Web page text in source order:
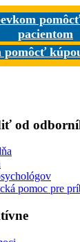
pacientom
pomôcť
od
pomoc pre